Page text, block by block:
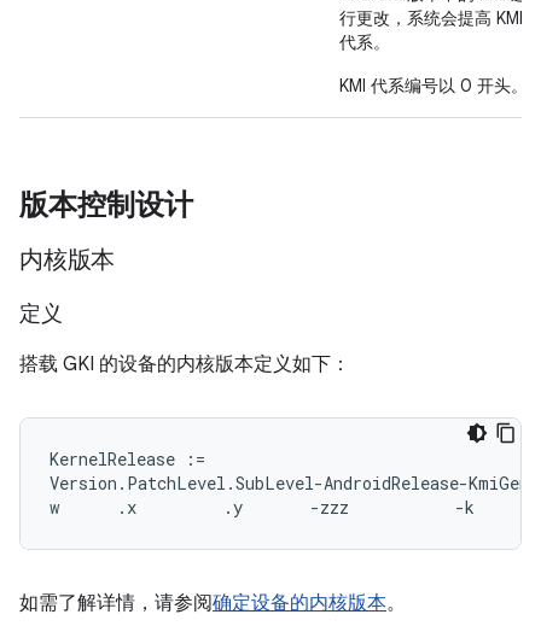
行更改，系统会提高 KMI
代系。
KMI 代系编号以 0 开头。
版本控制设计
内核版本
定义
搭载 GKI 的设备的内核版本定义如下：
KernelRelease :=
Version.PatchLevel.SubLevel-AndroidRelease-
如需了解详情，请参阅确定设备的内核版本。